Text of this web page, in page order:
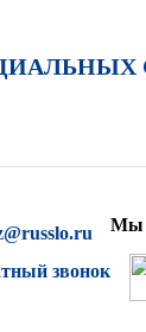
звонок
Мы